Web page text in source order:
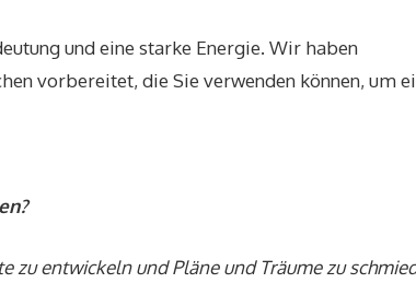
und eine starke Energie. Wir haben
vorbereitet, die Sie verwenden können, um
zu entwickeln und Pläne und Träume zu